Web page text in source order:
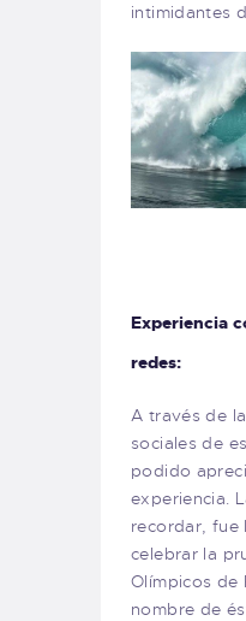
intimidantes
Experiencia
redes:
A través de
sociales de
podido
experiencia.
recordar, fue
celebrar la
Olímpicos de
nombre de